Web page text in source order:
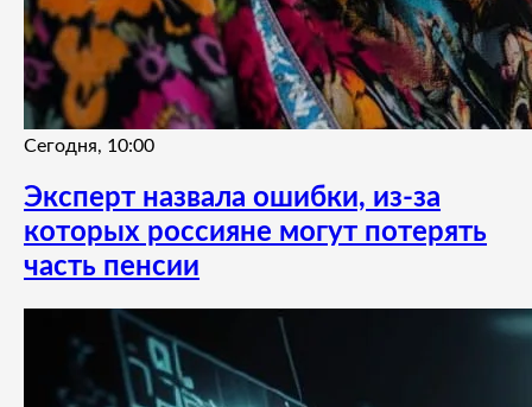
Сегодня, 10:00
Эксперт назвала ошибки, из-за
которых россияне могут потерять
часть пенсии